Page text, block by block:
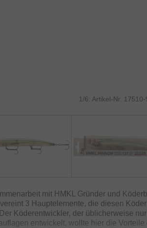
1/6: Artikel-Nr. 17510-
mit HMKL Gründer und
3 Hauptelemente, die diesen
Köderentwickler, der üblicherweise
entwickelt, wollte hier die Vorteile